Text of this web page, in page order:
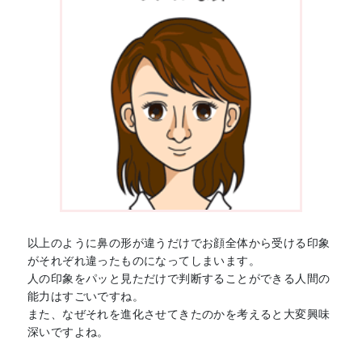
以上のように鼻の形が違うだけでお顔全体から受ける印象
がそれぞれ違ったものになってしまいます。
人の印象をパッと見ただけで判断することができる人間の
能力はすごいですね。
また、なぜそれを進化させてきたのかを考えると大変興味
深いですよね。